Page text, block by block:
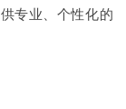
专业、个性化的